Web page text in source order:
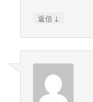
返信 ↓